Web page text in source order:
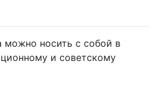
можно носить с собой в
и советскому